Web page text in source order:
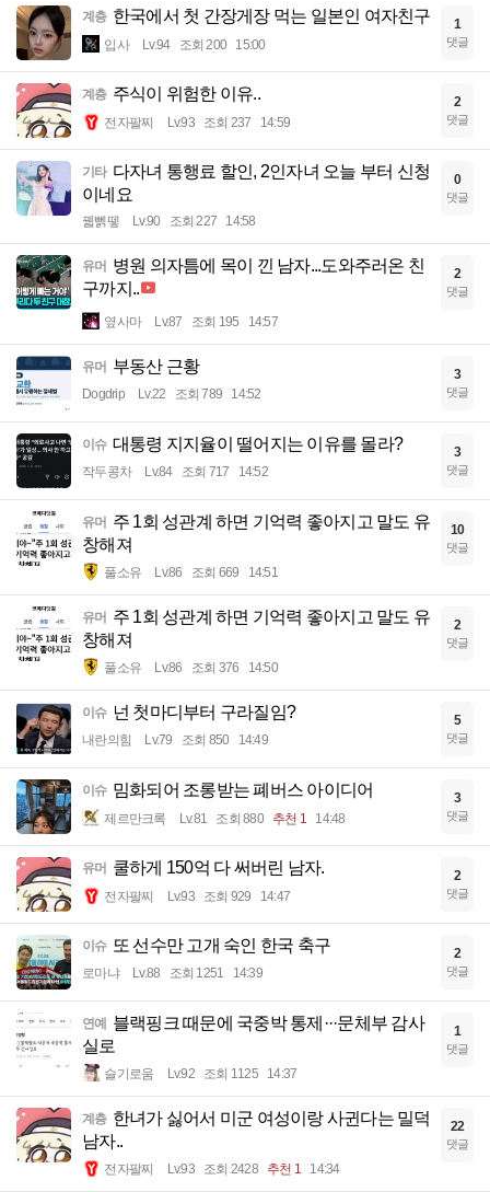
계층 한국에서 첫 간장게장 먹는 일본인 여자친구
입사 Lv.94 조회 200 15:00
1
댓글
계층 주식이 위험한 이유..
전자팔찌 Lv.93 조회 237 14:59
2
댓글
기타 다자녀 통행료 할인, 2인자녀 오늘 부터 신청
이네요
꿻뻵뗗 Lv.90 조회 227 14:58
0
댓글
유머 병원 의자틈에 목이 낀 남자...도와주러온 친
구까지..
옆사마 Lv.87 조회 195 14:57
2
댓글
유머 부동산 근황
Dogdrip Lv.22 조회 789 14:52
3
댓글
이슈 대통령 지지율이 떨어지는 이유를 몰라?
작두콩차 Lv.84 조회 717 14:52
3
댓글
유머 주 1회 성관계 하면 기억력 좋아지고 말도 유
창해져
풀소유 Lv.86 조회 669 14:51
10
댓글
유머 주 1회 성관계 하면 기억력 좋아지고 말도 유
창해져
풀소유 Lv.86 조회 376 14:50
2
댓글
이슈 넌 첫마디부터 구라질임?
내란의힘 Lv.79 조회 850 14:49
5
댓글
이슈 밈화되어 조롱받는 폐버스 아이디어
제르만크록 Lv.81 조회 880 추천 1 14:48
3
댓글
유머 쿨하게 150억 다 써버린 남자.
전자팔찌 Lv.93 조회 929 14:47
2
댓글
이슈 또 선수만 고개 숙인 한국 축구
로마냐 Lv.88 조회 1251 14:39
2
댓글
연예 블랙핑크 때문에 국중박 통제···문체부 감사
실로
슬기로움 Lv.92 조회 1125 14:37
1
댓글
계층 한녀가 싫어서 미군 여성이랑 사귄다는 밀덕
남자..
전자팔찌 Lv.93 조회 2428 추천 1 14:34
22
댓글